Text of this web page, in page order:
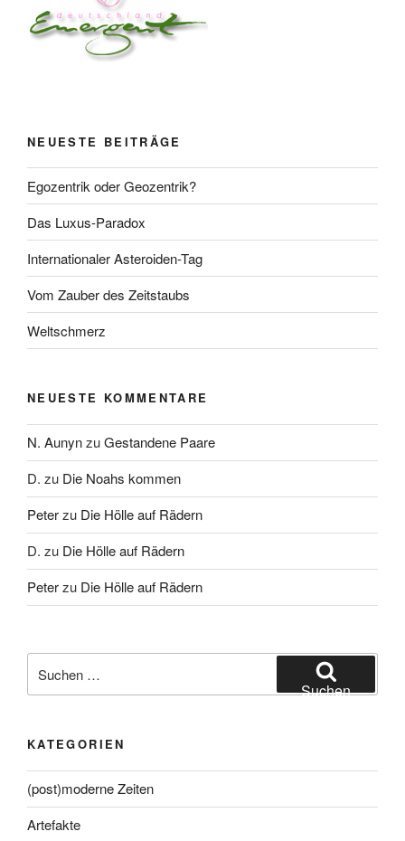
NEUESTE BEITRÄGE
Egozentrik oder Geozentrik?
Das Luxus-Paradox
Internationaler Asteroiden-Tag
Vom Zauber des Zeitstaubs
Weltschmerz
NEUESTE KOMMENTARE
N. AunynzuGestandene Paare
D. zu Die Noahs kommen
Peterzu Die Hölle auf Rädern
D. zu Die Hölle auf Rädern
Peterzu Die Hölle auf Rädern
nach:
Suchen
KATEGORIEN
(post)moderne Zeiten
Artefakte